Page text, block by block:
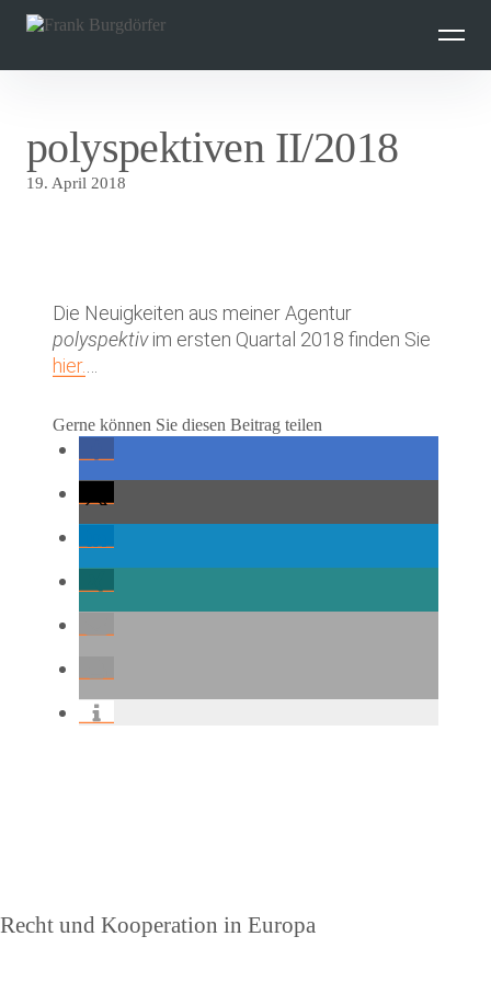
überspringen
polyspektiven II/2018
19. April 2018
Die Neuigkeiten aus meiner Agentur
polyspektivim ersten Quartal 2018 finden Sie
hier.
Gerne können Sie diesen Beitrag teilen
Vorheriger
Recht und Kooperation in Europa